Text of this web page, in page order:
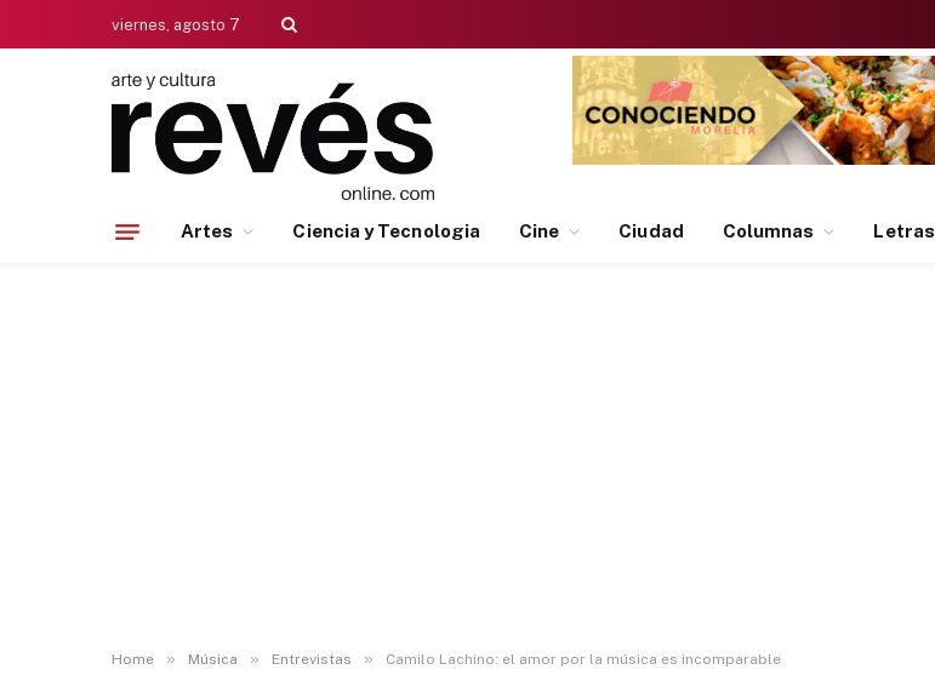
viernes, agosto 7
Artes Ciencia y Tecnologia Cine Ciudad Columnas Letras
Home » Música » Entrevistas » Camilo Lachino: el amor por la música es incomparable